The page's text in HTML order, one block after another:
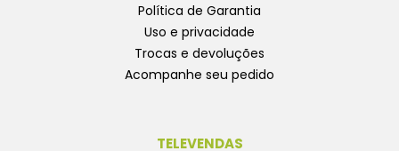
Política de Garantia
Uso e privacidade
Trocas e devoluções
Acompanhe seu pedido
TELEVENDAS